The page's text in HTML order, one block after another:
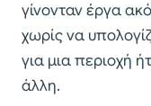
γίνονταν έργα
χωρίς να
για μια περιοχή
άλλη.